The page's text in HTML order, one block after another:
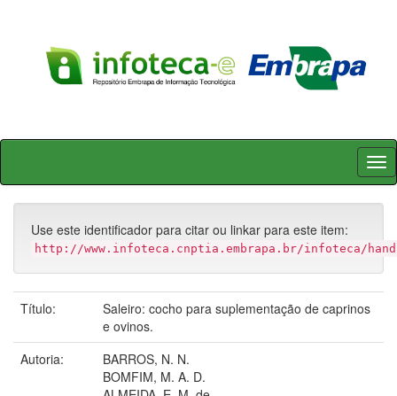
Skip
Use este identificador para citar ou linkar para este item:
http://www.infoteca.cnptia.embrapa.br/infoteca/
Título:
Saleiro: cocho para suplementação de caprinos
e ovinos.
Autoria:
BARROS, N. N.
BOMFIM, M. A. D.